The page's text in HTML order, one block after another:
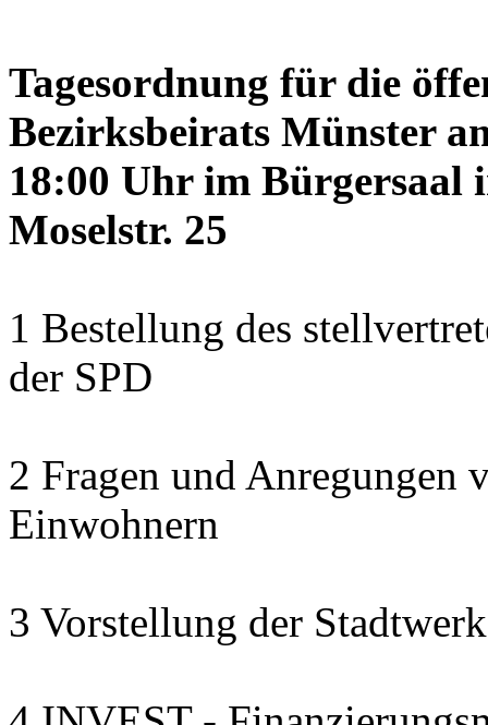
Tagesordnung für die
Bezirksbeirats Münster
18:00 Uhr im
Moselstr. 25
1 Bestellung des
der SPD
2 Fragen und Anregungen
Einwohnern
3 Vorstellung der